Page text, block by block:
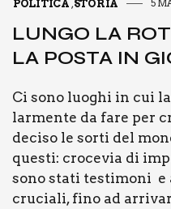
POLITICA ,STORIA 5
LUN­GO LA
LA POSTA IN
Ci sono luo­ghi in cui
lar­men­te da fare per
deci­so le sor­ti del
que­sti: cro­ce­via di
sono sta­ti testi­mo­ni
cru­cia­li, fino ad